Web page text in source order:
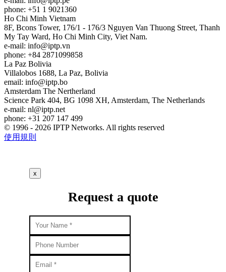
phone: +51 1 9021360
Ho Chi Minh Vietnam
8F, Bcons Tower, 176/1 - 176/3 Nguyen Van Thuong Street, Thanh
My Tay Ward, Ho Chi Minh City, Viet Nam.
e-mail: info
iptp.vn
phone: +84 2871099858
La Paz Bolivia
Villalobos 1688, La Paz, Bolivia
email: info
iptp.bo
Amsterdam The Nertherland
Science Park 404, BG 1098 XH, Amsterdam, The Netherlands
e-mail: nl
iptp.net
phone: +31 207 147 499
© 1996 - 2026 IPTP Networks. All rights reserved
使用規則
x
Request a quote